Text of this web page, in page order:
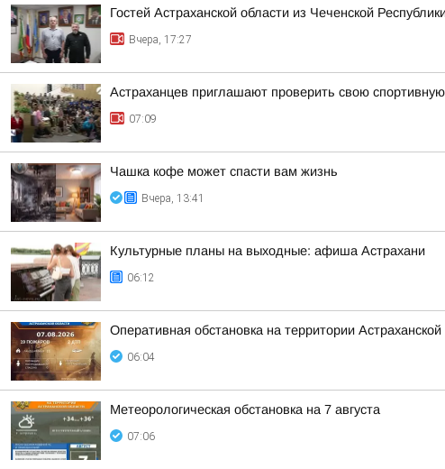
Гостей Астраханской области из Чеченской
Вчера, 17:27
Астраханцев приглашают проверить свою
07:09
Чашка кофе может спасти вам жизнь
Вчера, 13:41
Культурные планы на выходные: афиша Астрахани
06:12
Оперативная обстановка на территории
06:04
Метеорологическая обстановка на 7 августа
07:06